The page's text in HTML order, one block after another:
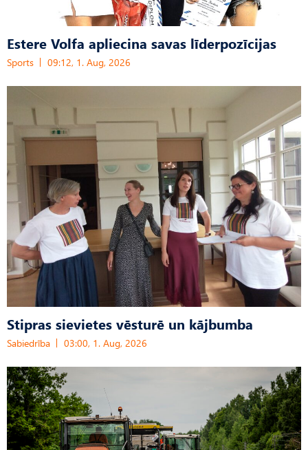
Estere Volfa apliecina savas līderpozīcijas
Sports 09:12, 1. Aug, 2026
Stipras sievietes vēsturē un kājbumba
Sabiedrība 03:00, 1. Aug, 2026